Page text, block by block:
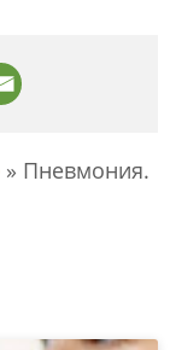
» Пневмония.